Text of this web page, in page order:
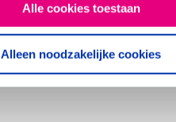
Alle cookies toestaan
Alleen noodzakelijke cookies